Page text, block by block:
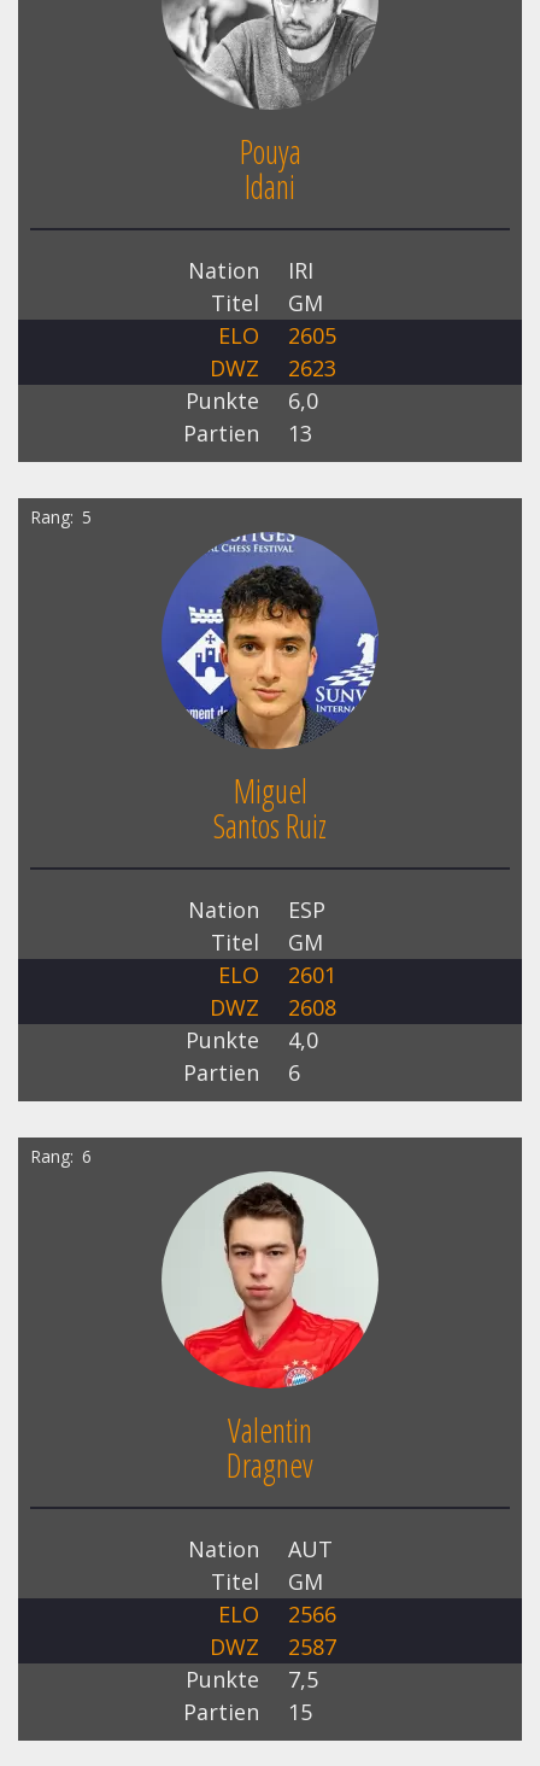
Pouya
Idani
Nation
IRI
Titel
GM
ELO
2605
DWZ
2623
Punkte
6,0
Partien
13
Rang 5
Miguel
Santos Ruiz
Nation
ESP
Titel
GM
ELO
2601
DWZ
2608
Punkte
4,0
Partien
6
Rang 6
Valentin
Dragnev
Nation
AUT
Titel
GM
ELO
2566
DWZ
2587
Punkte
7,5
Partien
15